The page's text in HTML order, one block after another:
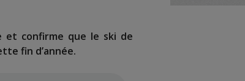
et confirme que le ski de
fin d’année.